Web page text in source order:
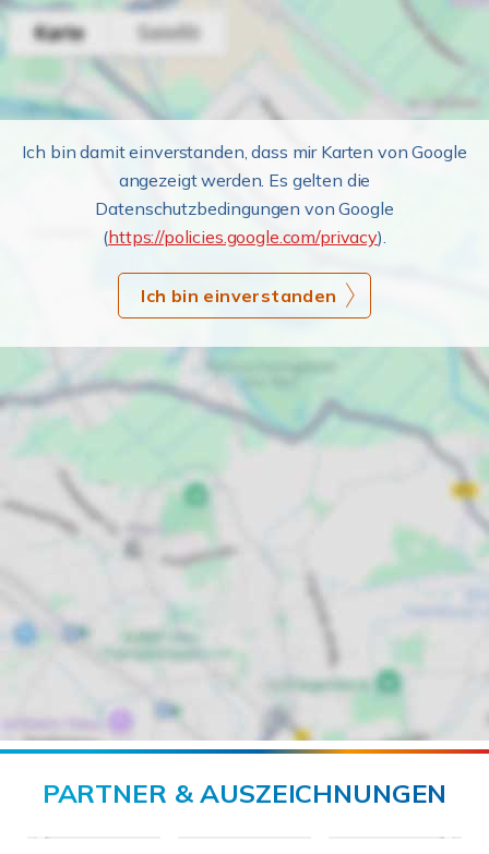
Ich bin damit einverstanden, dass mir Karten von Google
angezeigt werden. Es gelten die
Datenschutzbedingungen von Google
(https://policies.google.com/privacy).
Ich bin einverstanden
PARTNER & AUSZEICHNUNGEN